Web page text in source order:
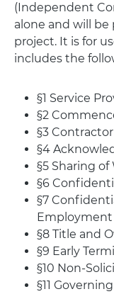
(Independent
alone and will be
project. It is for
includes the
§1 Service
§2
§3
§4
§5 Sharing of
§6
§7
Employment
§8 Title and
§9 Early
§10 Non-
§11